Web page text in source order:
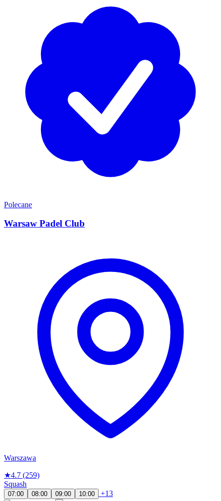
Polecane
Warsaw Padel Club
Warszawa
★4.7 (259)
Squash
07:00 08:00 09:00 10:00
+13